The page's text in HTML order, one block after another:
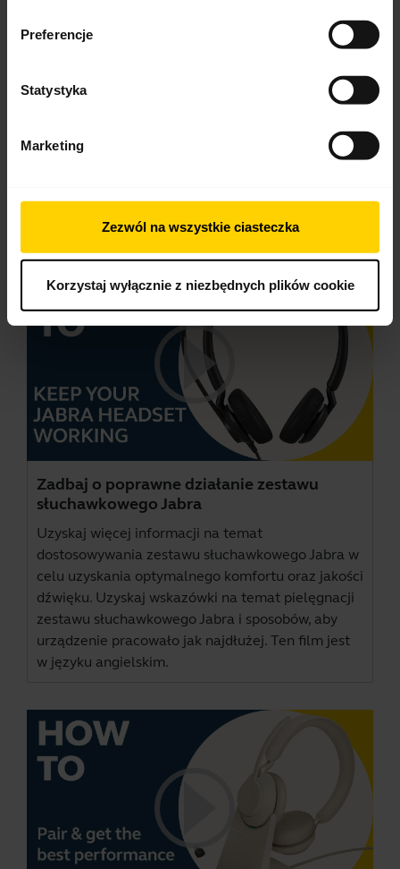
Preferencje
Statystyka
Marketing
Zezwól na wszystkie ciasteczka
Korzystaj wyłącznie z niezbędnych plików cookie
Przejdź do wszystkich dokumentów dotyczących produktu
Filmy
Zadbaj o poprawne działanie zestawu
słuchawkowego Jabra
Uzyskaj więcej informacji na temat
dostosowywania zestawu słuchawkowego Jabra w
celu uzyskania optymalnego komfortu oraz jakości
dźwięku. Uzyskaj wskazówki na temat pielęgnacji
zestawu słuchawkowego Jabra i sposobów, aby
urządzenie pracowało jak najdłużej. Ten film jest
w języku angielskim.